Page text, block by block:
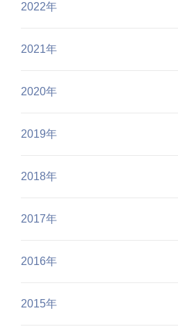
2022年
2021年
2020年
2019年
2018年
2017年
2016年
2015年